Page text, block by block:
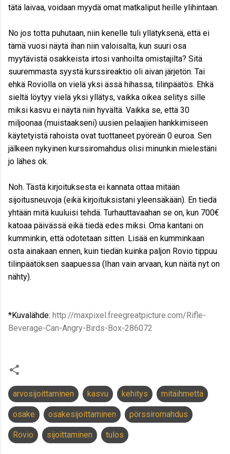
tätä laivaa, voidaan myydä omat matkaliput heille ylihintaan.
No jos totta puhutaan, niin kenelle tuli yllätyksenä, että ei
tämä vuosi näytä ihan niin valoisalta, kun suuri osa
myytävistä osakkeista irtosi vanhoilta omistajilta? Sitä
suuremmasta syystä kurssireaktio oli aivan järjetön. Tai
ehkä Roviolla on vielä yksi ässä hihassa, tilinpäätös. Ehkä
sieltä löytyy vielä yksi yllätys, vaikka oikea selitys sille
miksi kasvu ei näytä niin hyvältä. Vaikka se, että 30
miljoonaa (muistaakseni) uusien pelaajien hankkimiseen
käytetyistä rahoista ovat tuottaneet pyöreän 0 euroa. Sen
jälkeen nykyinen kurssiromahdus olisi minunkin mielestäni
jo lähes ok.
Noh. Tästä kirjoituksesta ei kannata ottaa mitään
sijoitusneuvoja (eikä kirjoituksistani yleensäkään). En tiedä
yhtään mitä kuuluisi tehdä. Turhauttavaahan se on, kun 700€
katoaa päivässä eikä tiedä edes miksi. Oma kantani on
kumminkin, että odotetaan sitten. Lisää en kumminkaan
osta ainakaan ennen, kuin tiedän kuinka paljon Rovio tippuu
tilinpäätöksen saapuessa (Ihan vain arvaan, kun näitä nyt on
nähty).
*Kuvalähde: http://maxpixel.freegreatpicture.com/Rifle-
Beverage-Can-Angry-Birds-Box-286072
arvosijoittaminen kasvu kehitys mitäihmettä
osake osakesijoittaminen pörssiromahdus
Rovio sijoittaminen tulos